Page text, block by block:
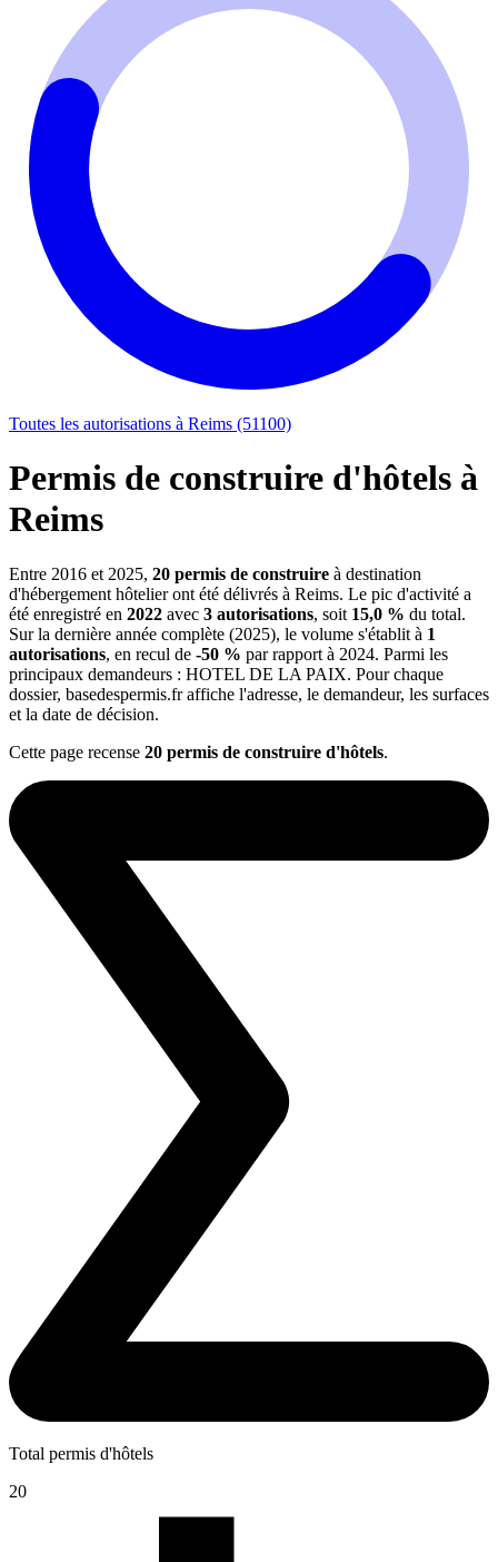
Toutes les autorisations à Reims (51100)
Permis de construire d'hôtels à
Reims
Entre 2016 et 2025, 20 permis de construire à destination
d'hébergement hôtelier ont été délivrés à Reims. Le pic d'activité a
été enregistré en 2022 avec 3 autorisations, soit 15,0 % du total.
Sur la dernière année complète (2025), le volume s'établit à 1
autorisations, en recul de -50 % par rapport à 2024. Parmi les
principaux demandeurs : HOTEL DE LA PAIX. Pour chaque
dossier, basedespermis.fr affiche l'adresse, le demandeur, les surfaces
et la date de décision.
Cette page recense 20 permis de construire d'hôtels.
Total permis d'hôtels
20